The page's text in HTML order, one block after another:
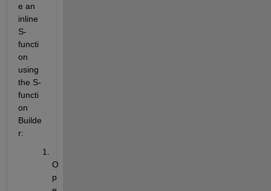
e an
inline
S-
functi
on
using
the S-
functi
on
Builde
r:
O
p